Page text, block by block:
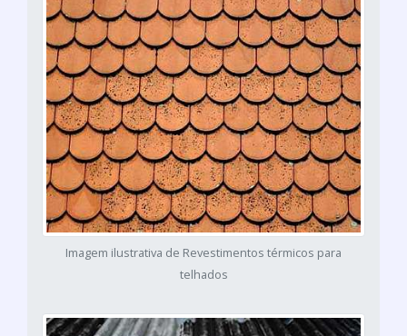
Imagem ilustrativa de Revestimentos térmicos para
telhados